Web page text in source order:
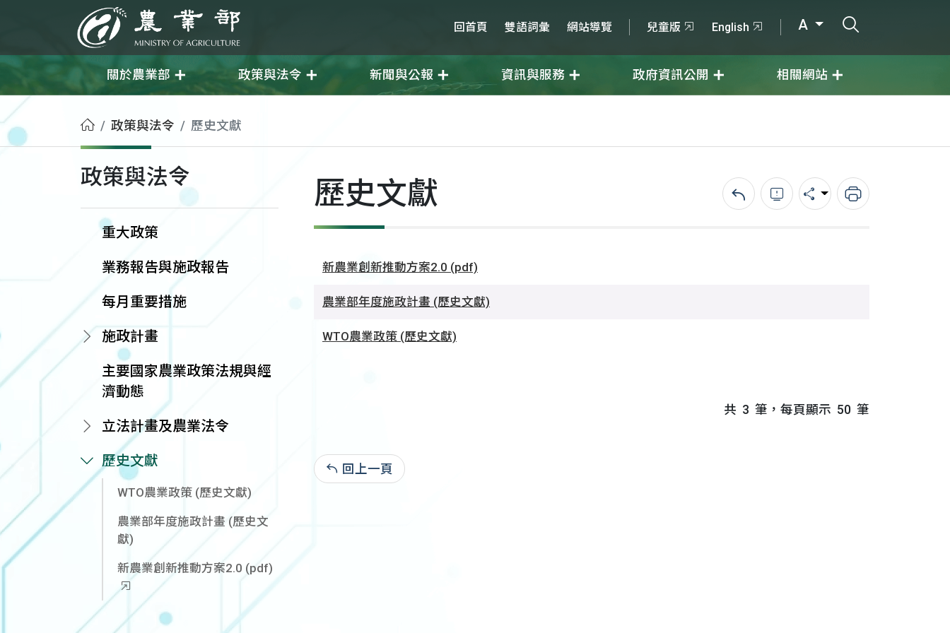
農業部 回首頁 雙語詞彙 網站導覽 兒童版 English A
關於農業部 政策與法令 新聞與公報 資訊與服務 政府資訊公開 相關網站
首頁政策與法令 歷史文獻
政策與法令
重大政策
業務報告與施政報告
每月重要措施
施政計畫
主要國家農業政策法規與經
濟動態
立法計畫及農業法令
歷史文獻
WTO農業政策 (歷史文獻)
農業部年度施政計畫 (歷史文
獻)
新農業創新推動方案2.0 (pdf)
歷史文獻 回上一頁錯誤回報分享 列印
新農業創新推動方案2.0 (pdf)
農業部年度施政計畫 (歷史文獻)
WTO農業政策 (歷史文獻)
共 3 筆，每頁顯示 50 筆
回上一頁